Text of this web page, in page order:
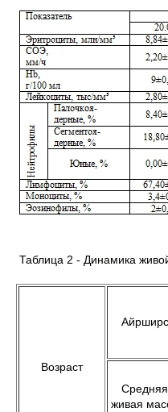
Таблица 2 - Динамика
Возраст
Средняя
живая